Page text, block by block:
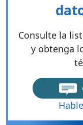
Consulte la
y obtenga